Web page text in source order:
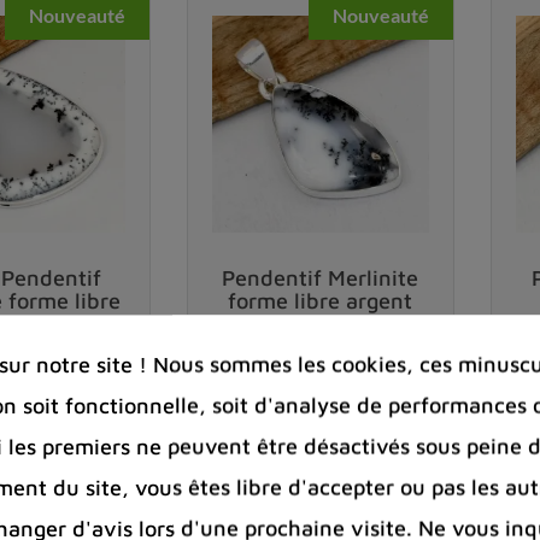
face aux influences négatives. On lui
explique pourquoi beaucoup choisissent un
, contribuerait à préserver la vitalité globale.
d’une géode de quartz.
à l’équilibre émotionnelet à l’harmonie psychique
lebien-être mental et physiquedurablement.
étroitement avec leschakras et la spiritualité
(intuition, clarté spirituelle), enrichissant
Nouveauté
forme libre
cm
Prix
€
shopping_cart  favorite_border
Nouveauté
Pendentif Merlinite
forme libre argent
925
Prix
49,00 €
shopping_cart  favorite_border
notre site ! Nous sommes les cookies, ces
soit fonctionnelle, soit d'analyse de performances
les premiers ne peuvent être désactivés sous peine
du site, vous êtes libre d'accepter ou pas les
d'avis lors d'une prochaine visite. Ne vous